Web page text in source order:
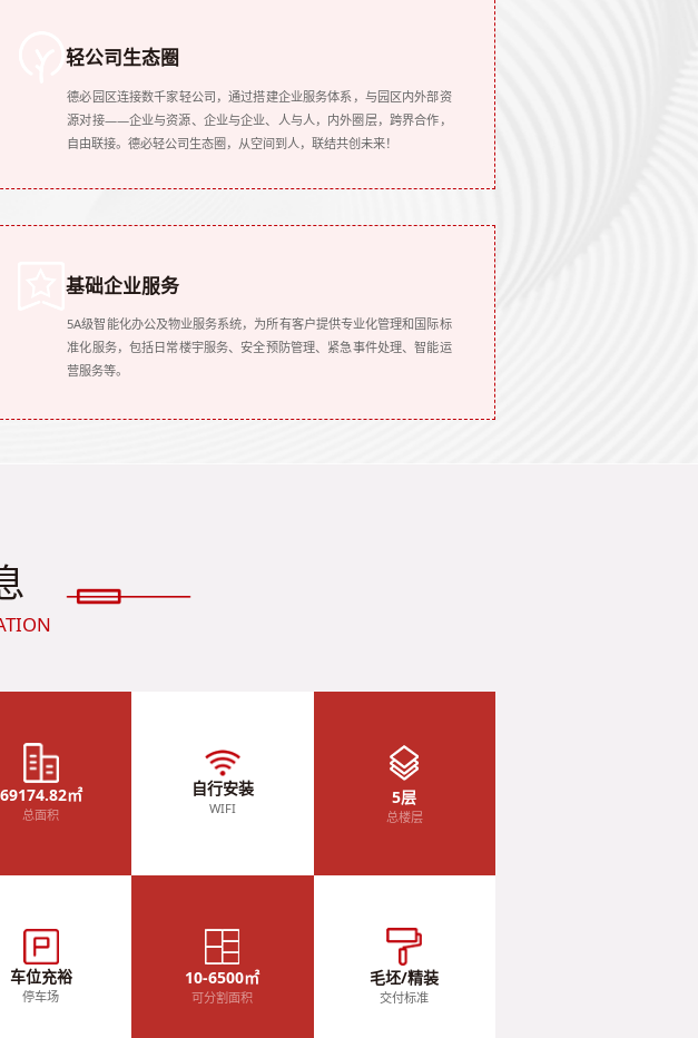
轻公司生态圈
德必园区连接数千家轻公司，通过搭建企业服务体系，与园区内外部资
源对接——企业与资源、企业与企业、人与人，内外圈层，跨界合作，
自由联接。德必轻公司生态圈，从空间到人，联结共创未来！
基础企业服务
5A级智能化办公及物业服务系统，为所有客户提供专业化管理和国际标
准化服务，包括日常楼宇服务、安全预防管理、紧急事件处理、智能运
营服务等。
69174.82㎡
总面积
自行安装
WIFI
5层
总楼层
车位充裕
停车场
10-6500㎡
可分割面积
毛坯/精装
交付标准